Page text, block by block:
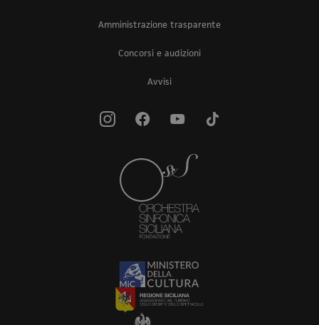
Amministrazione trasparente
Concorsi e audizioni
Avvisi